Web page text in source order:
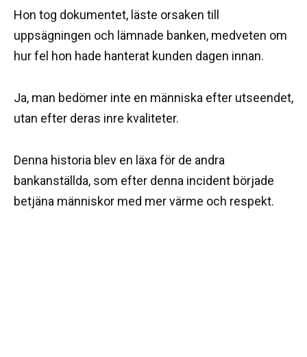
Hon tog dokumentet, läste orsaken till
uppsägningen och lämnade banken, medveten om
hur fel hon hade hanterat kunden dagen innan.
Ja, man bedömer inte en människa efter utseendet,
utan efter deras inre kvaliteter.
Denna historia blev en läxa för de andra
bankanställda, som efter denna incident började
betjäna människor med mer värme och respekt.